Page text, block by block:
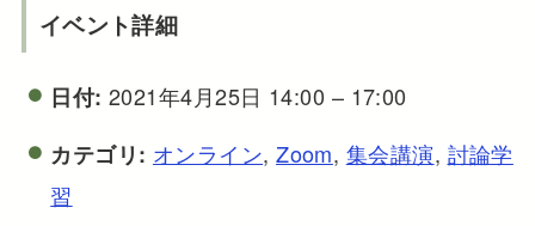
イベント詳細
日付: 2021年4月25日 14:00 – 17:00
カテゴリ: オンライン,Zoom, 集会講演, 討論学
習